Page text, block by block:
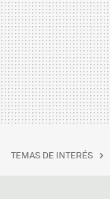
TEMAS DE INTERÉS